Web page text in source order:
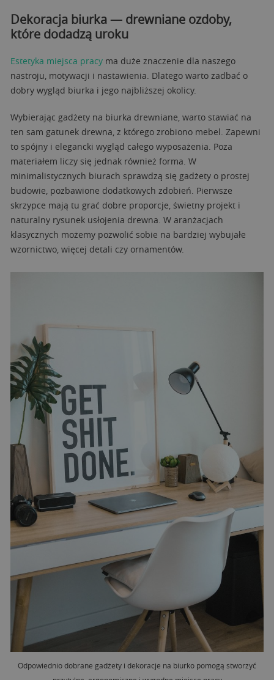
Dekoracja biurka — drewniane ozdoby,
które dodadzą uroku
Estetyka miejsca pracy ma duże znaczenie dla naszego
nastroju, motywacji i nastawienia. Dlatego warto zadbać o
dobry wygląd biurka i jego najbliższej okolicy.
Wybierając gadżety na biurka drewniane, warto stawiać na
ten sam gatunek drewna, z którego zrobiono mebel. Zapewni
to spójny i elegancki wygląd całego wyposażenia. Poza
materiałem liczy się jednak również forma. W
minimalistycznych biurach sprawdzą się gadżety o prostej
budowie, pozbawione dodatkowych zdobień. Pierwsze
skrzypce mają tu grać dobre proporcje, świetny projekt i
naturalny rysunek usłojenia drewna. W aranżacjach
klasycznych możemy pozwolić sobie na bardziej wybujałe
wzornictwo, więcej detali czy ornamentów.
Odpowiednio dobrane gadżety i dekoracje na biurko pomogą stworzyć